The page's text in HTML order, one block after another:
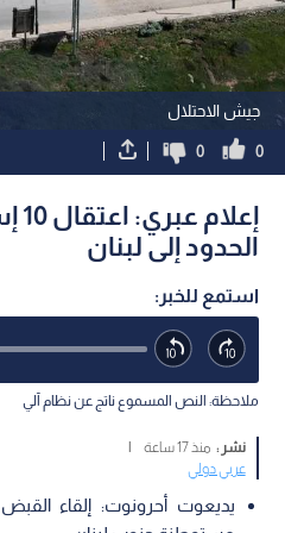
جيش الاحتلال
0
0
الحدود إلى لبنان
استمع للخبر:
ملاحظة: النص المسموع ناتج عن نظام آلي
نشر : منذ 17 ساعة
|
عربي دولي
يديعوت أحرونوت: إلقاء